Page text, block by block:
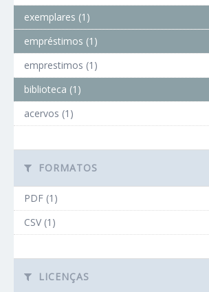
exemplares (1)
empréstimos (1)
emprestimos (1)
biblioteca (1)
acervos (1)
FORMATOS
PDF (1)
CSV (1)
LICENÇAS